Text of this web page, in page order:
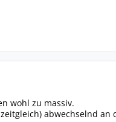
wohl zu massiv.
abwechselnd